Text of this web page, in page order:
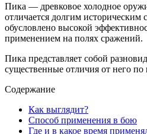
Пика — древковое холодное
отличается долгим
обусловлено высокой
применением на полях сражений.
Пика представляет собой
существенные отличия от него
Содержание
Как выглядит?
Способ применения в бою
Где и в какое время